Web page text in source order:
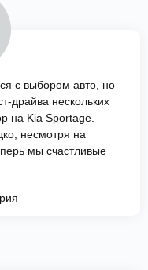
с выбором авто, но
драйва нескольких
на Kia Sportage.
несмотря на
мы счастливые